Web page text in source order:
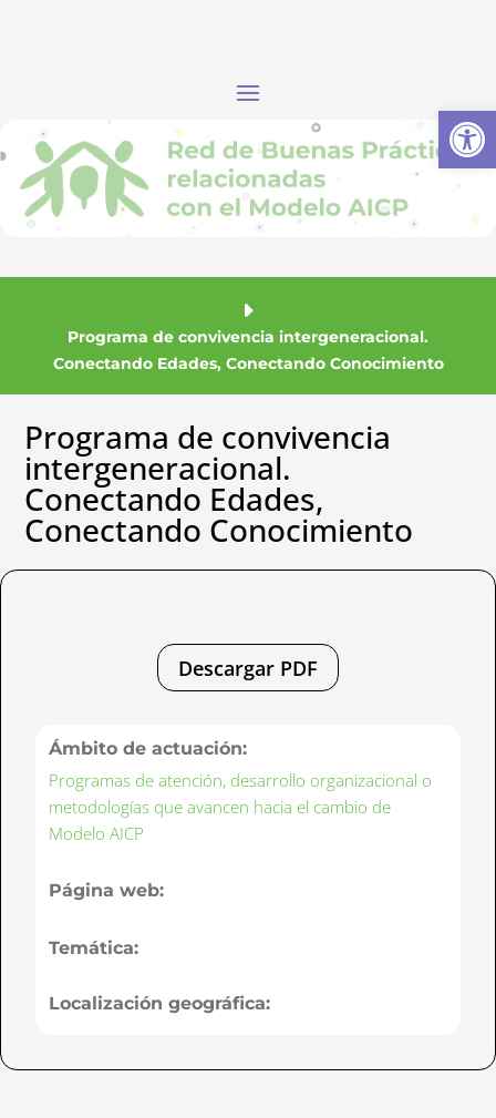
Programa de convivencia intergeneracional.
Conectando Edades, Conectando Conocimiento
Programa de convivencia
intergeneracional.
Conectando Edades,
Conectando Conocimiento
Descargar PDF
Ámbito de actuación:
Programas de atención, desarrollo organizacional o
metodologías que avancen hacia el cambio de
Modelo AICP
Página web:
Temática:
Localización geográfica: